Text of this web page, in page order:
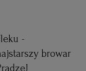
-
browar